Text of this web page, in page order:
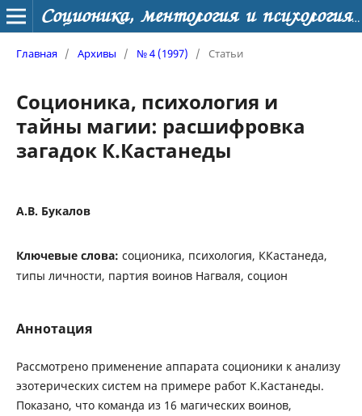
Соционика, ментология и психология личности
Главная / Архивы / № 4 (1997) / Статьи
Соционика, психология и
тайны магии: расшифровка
загадок К.Кастанеды
А.В. Букалов
Ключевые слова: соционика, психология, ККастанеда,
типы личности, партия воинов Нагваля, социон
Аннотация
Рассмотрено применение аппарата соционики к анализу
эзотерических систем на примере работ К.Кастанеды.
Показано, что команда из 16 магических воинов,